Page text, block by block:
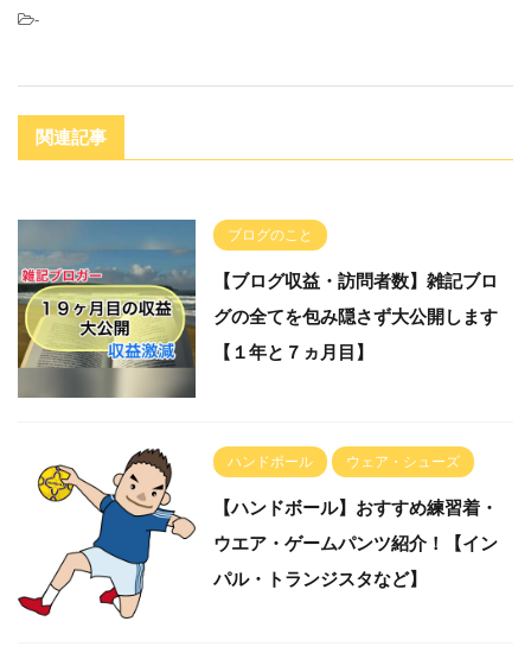
-
関連記事
ブログのこと
【ブログ収益・訪問者数】雑記ブロ
グの全てを包み隠さず大公開します
【１年と７ヵ月目】
ハンドボール ウェア・シューズ
【ハンドボール】おすすめ練習着・
ウエア・ゲームパンツ紹介！【イン
パル・トランジスタなど】